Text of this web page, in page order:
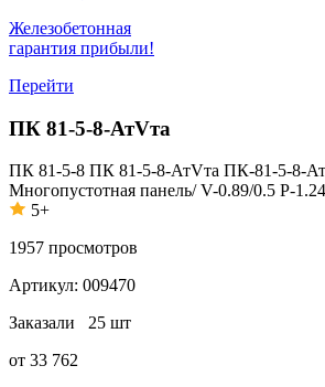
Железобетонная
гарантия прибыли!
Перейти
ПК 81-5-8-АтVта
ПК 81-5-8 ПК 81-5-8-АтVта ПК-81-5-8-
Многопустотная панель/ V-0.89/0.5 P-
5+
1957 просмотров
Артикул: 009470
Заказали 25 шт
от 33 762